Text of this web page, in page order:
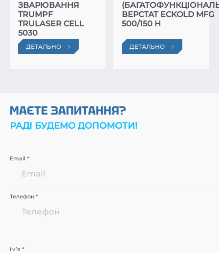
ЗВАРЮВАННЯ
TRUMPF
TRULASER CELL
5030
ДЕТАЛЬНО
ВЕРСТАТ ECKOLD MFG
500/150 H
ДЕТАЛЬНО
МАЄТЕ ЗАПИТАННЯ?
РАДІ БУДЕМО ДОПОМОТИ!
Email *
Телефон *
Імʼя *